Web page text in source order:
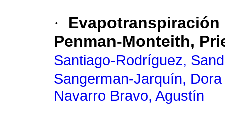
·
Evapotranspiración
Penman-Monteith,
Santiago-Rodríguez,
Sangerman-Jarquín,
Navarro Bravo, Agustín